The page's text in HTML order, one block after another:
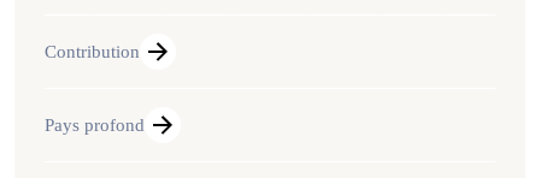
Contribution
Pays profond